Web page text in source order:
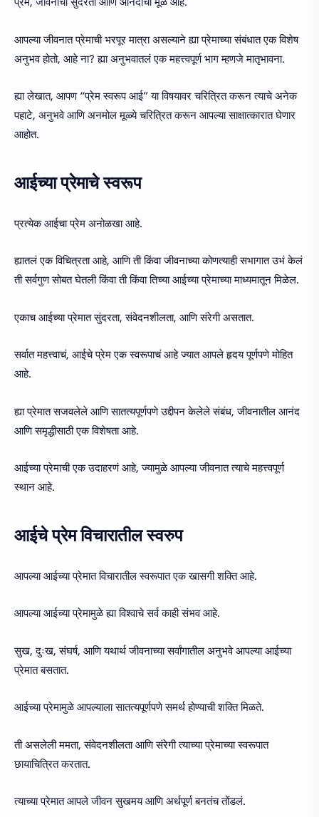
आपल्या जीवनात प्रेमाची भरपूर मात्रा असल्याने ह्या प्रेमाच्या संबंधात एक विशेष
अनुभव होतो, आहे ना? ह्या अनुभवातलं एक महत्त्वपूर्ण भाग म्हणजे मातृभावना.
ह्या लेखात, आपण “प्रेम स्वरूप आई” या विषयावर चरित्रित करून त्याचे अनेक
पहाटे, अनुभवे आणि अनमोल मूळ्ये चरित्रित करून आपल्या साक्षात्कारात घेणार
आहोत.
आईच्या प्रेमाचे स्वरूप
प्रत्येक आईचा प्रेम अनोळखा आहे.
ह्यातलं एक विचित्रता आहे, आणि ती किंवा जीवनाच्या कोणत्याही सभागात उभं केलं
ती सर्वगुण सोबत घेतली किंवा ती किंवा तिच्या आईच्या प्रेमाच्या माध्यमातून मिळेल.
एकाच आईच्या प्रेमात सुंदरता, संवेदनशीलता, आणि संरेगी असतात.
सर्वात महत्त्वाचं, आईचे प्रेम एक स्वरूपाचं आहे ज्यात आपले हृदय पूर्णपणे मोहित
आहे.
ह्या प्रेमात सजवलेले आणि सातत्यपूर्णपणे उद्दीपन केलेले संबंध, जीवनातील आनंद
आणि समृद्धीसाठी एक विशेषता आहे.
आईच्या प्रेमाची एक उदाहरणं आहे, ज्यामुळे आपल्या जीवनात त्याचे महत्त्वपूर्ण
स्थान आहे.
आईचे प्रेम विचारातील स्वरुप
आपल्या आईच्या प्रेमात विचारातील स्वरूपात एक खासगी शक्ति आहे.
आपल्या आईच्या प्रेमामुळे ह्या विश्वाचे सर्व काही संभव आहे.
सुख, दुःख, संघर्ष, आणि यथार्थ जीवनाच्या सर्वांगातील अनुभवे आपल्या आईच्या
प्रेमात बसतात.
आईच्या प्रेमामुळे आपल्याला सातत्यपूर्णपणे समर्थ होण्याची शक्ति मिळते.
ती असलेली ममता, संवेदनशीलता आणि संरेगी त्याच्या प्रेमाच्या स्वरूपात
छायाचित्रित करतात.
त्याच्या प्रेमात आपले जीवन सुखमय आणि अर्थपूर्ण बनतंच तोंडलं.